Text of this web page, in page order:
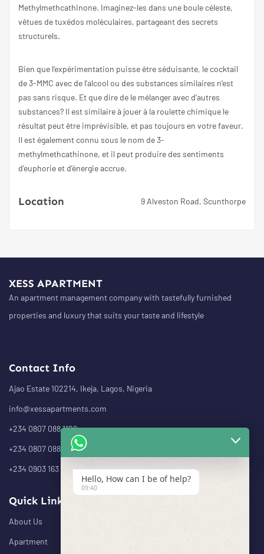
Methylmethcathinone. Imaginez-les dans une boule céleste,
vêtues de tuxédos moléculaires, partageant des secrets
structurels.
Bien que l’expérimentation puisse être séduisante, le cocktail
de 3-MMC avec de l’alcool ou des substances similaires n’est
pas sans risque. Et que dire de le mélanger avec d’autres
substances? Il est similaire à jouer à la roulette chimique le
résultat peut être imprévisible, et pas toujours en votre faveur.
Il est également connu sous le nom de 3-
methylmethcathinone, et il peut produire des sentiments
d’euphorie et d’énergie accrue.
Location 9 Alveston Road, Scunthorpe
XESS APARTMENT
An apartment management company with tastefully furnished
properties and luxury that suits your taste and lifestyle
Contact Info
Ajao Estate 102214, Ikeja, Lagos, Nigeria
info@xessapartments.com
+234 0807 088 1126
+234 0807 088 1232
+234 0903 163 4943
Quick Links
About Us
Apartment
Hello, How can I be of help?
09:40